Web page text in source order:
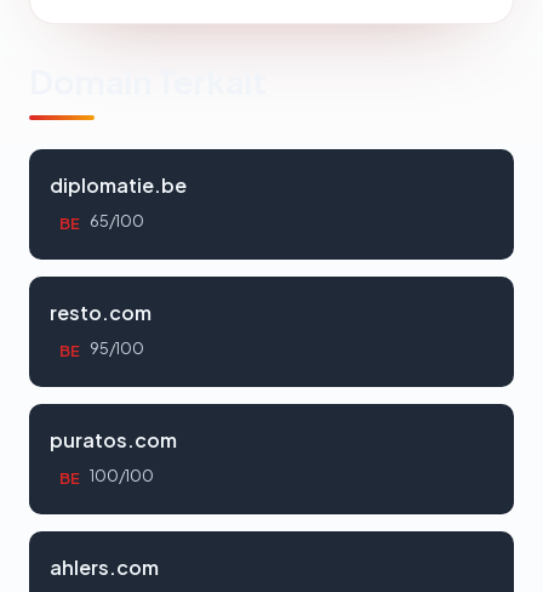
diplomatie.be
BE 65/100
resto.com
BE 95/100
puratos.com
BE 100/100
ahlers.com